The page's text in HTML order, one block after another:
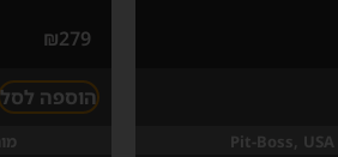
Pit-Boss, USA
₪279
הוספה לסל